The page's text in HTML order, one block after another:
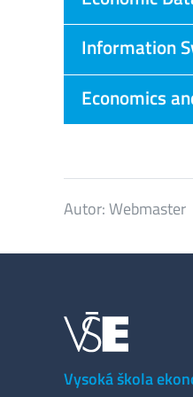
Information
Economics
Autor:Webmaster
Vysoká škola